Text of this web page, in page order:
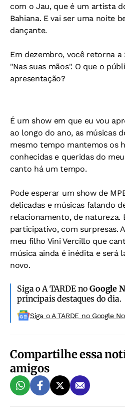
com o Jau, que é um artista
Bahiana. E vai ser uma noite
dançante.
Em dezembro, você retorna a
"Nas suas mãos". O que o
apresentação?
É um show em que eu vou
ao longo do ano, as músicas
mesmo tempo mantemos os
conhecidas e queridas do
canto há um tempo.
Pode esperar um show de
delicadas e músicas falando
relacionamento, de natureza.
participativo, com surpresas.
meu filho Vini Vercillo que
música ainda é inédita e será
novo.
Siga o A TARDE noGoogle
principais destaques do dia.
Siga o A TARDE no Google
Compartilhe essa
amigos